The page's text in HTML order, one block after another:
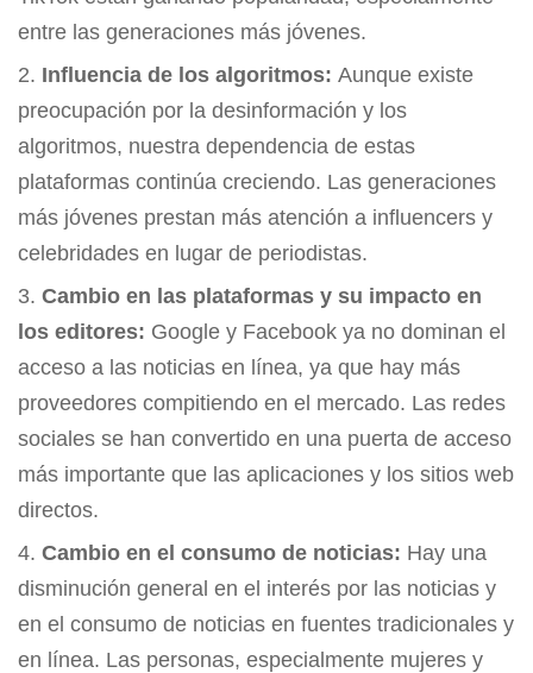
entre las generaciones más jóvenes.
Influencia de los algoritmos: Aunque existe
preocupación por la desinformación y los
algoritmos, nuestra dependencia de estas
plataformas continúa creciendo. Las generaciones
más jóvenes prestan más atención a influencers y
celebridades en lugar de periodistas.
Cambio en las plataformas y su impacto en
los editores: Google y Facebook ya no dominan el
acceso a las noticias en línea, ya que hay más
proveedores compitiendo en el mercado. Las redes
sociales se han convertido en una puerta de acceso
más importante que las aplicaciones y los sitios web
directos.
Cambio en el consumo de noticias: Hay una
disminución general en el interés por las noticias y
en el consumo de noticias en fuentes tradicionales y
en línea. Las personas, especialmente mujeres y